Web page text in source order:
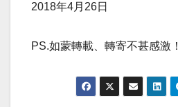
2018年4月26日
PS.如蒙轉載、轉寄不甚感激！